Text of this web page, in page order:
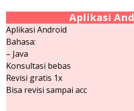
Aplikasi
Aplikasi Android
Bahasa:
– Java
Konsultasi bebas
Revisi gratis 1x
Bisa revisi sampai acc